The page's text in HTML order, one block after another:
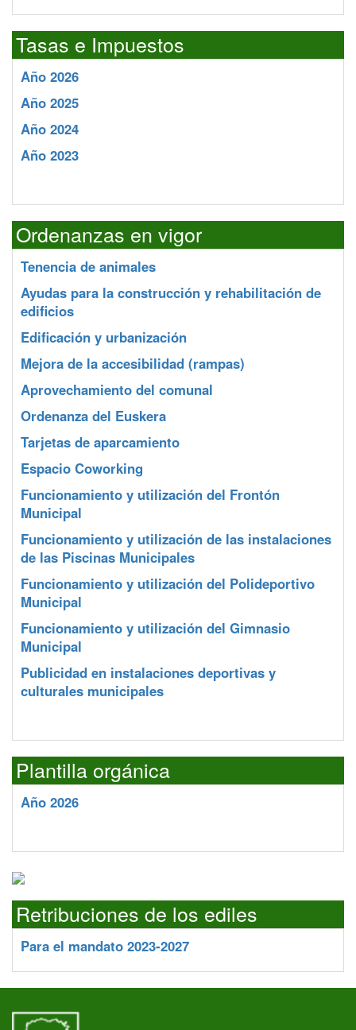
Tasas e Impuestos
Año 2026
Año 2025
Año 2024
Año 2023
Ordenanzas en vigor
Tenencia de animales
Ayudas para la construcción y rehabilitación de
edificios
Edificación y urbanización
Mejora de la accesibilidad (rampas)
Aprovechamiento del comunal
Ordenanza del Euskera
Tarjetas de aparcamiento
Espacio Coworking
Funcionamiento y utilización del Frontón
Municipal
Funcionamiento y utilización de las instalaciones
de las Piscinas Municipales
Funcionamiento y utilización del Polideportivo
Municipal
Funcionamiento y utilización del Gimnasio
Municipal
Publicidad en instalaciones deportivas y
culturales municipales
Plantilla orgánica
Año 2026
Retribuciones de los ediles
Para el mandato 2023-2027